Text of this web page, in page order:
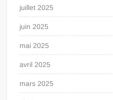
juillet 2025
juin 2025
mai 2025
avril 2025
mars 2025